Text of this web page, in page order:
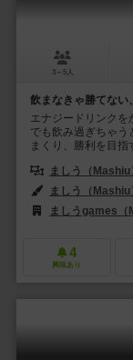
3～5人
飲まなきゃ勝てない
エナジードリンクを
でも飲み過ぎちゃう
まくり、勝利を目指
ましう（Mashiu
ましう（Mashiu
ましうgames（
4
興味あり